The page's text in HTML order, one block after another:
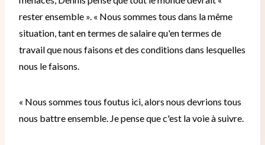
rester ensemble ». « Nous sommes tous dans la même
situation, tant en termes de salaire qu'en termes de
travail que nous faisons et des conditions dans lesquelles
nous le faisons.
« Nous sommes tous foutus ici, alors nous devrions tous
nous battre ensemble. Je pense que c'est la voie à suivre.